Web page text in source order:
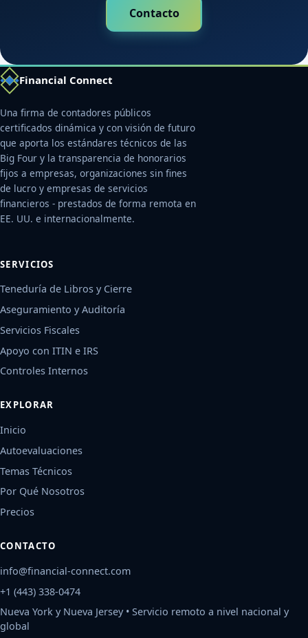
Contacto
Financial Connect
Una firma de contadores públicos
certificados dinámica y con visión de futuro
que aporta los estándares técnicos de las
Big Four y la transparencia de honorarios
fijos a empresas, organizaciones sin fines
de lucro y empresas de servicios
financieros - prestados de forma remota en
EE. UU. e internacionalmente.
SERVICIOS
Teneduría de Libros y Cierre
Aseguramiento y Auditoría
Servicios Fiscales
Apoyo con ITIN e IRS
Controles Internos
EXPLORAR
Inicio
Autoevaluaciones
Temas Técnicos
Por Qué Nosotros
Precios
CONTACTO
info@financial-connect.com
+1 (443) 338-0474
Nueva York y Nueva Jersey • Servicio remoto a nivel nacional y
global